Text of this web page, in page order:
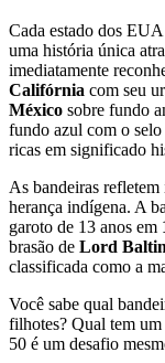
Cada estado dos
uma história única
imediatamente
Califórnia com seu
México sobre fundo
fundo azul com o selo
ricas em significado
As bandeiras
herança indígena. A
garoto de 13 anos em
brasão de Lord
classificada como a
Você sabe qual
filhotes? Qual tem
50 é um desafio